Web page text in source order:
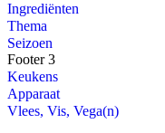
Ingrediënten
Thema
Seizoen
Footer 3
Keukens
Apparaat
Vlees, Vis, Vega(n)